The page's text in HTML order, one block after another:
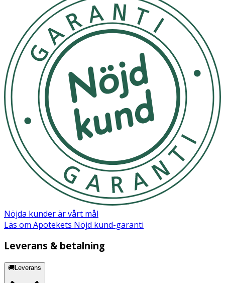
Lämna inte nappen i direkt solljus eller nära en
värmekälla.
Lämna inte nappen i direkt solljus eller nära en
värmekälla.
OK för gravida och ammande:
Ja
Ingredienser:
Sköld/Knopp: Polypropen (PP) Sugdel: Naturgummi
Nöjda kunder är vårt mål
Läs om Apotekets Nöjd kund-garanti
Leverans & betalning
🚚Leverans